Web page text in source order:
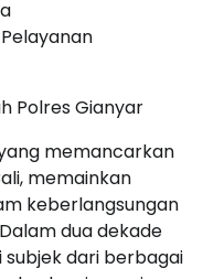
Polres Gianyar
memancarkan
memainkan
keberlangsungan
dua dekade
dari berbagai